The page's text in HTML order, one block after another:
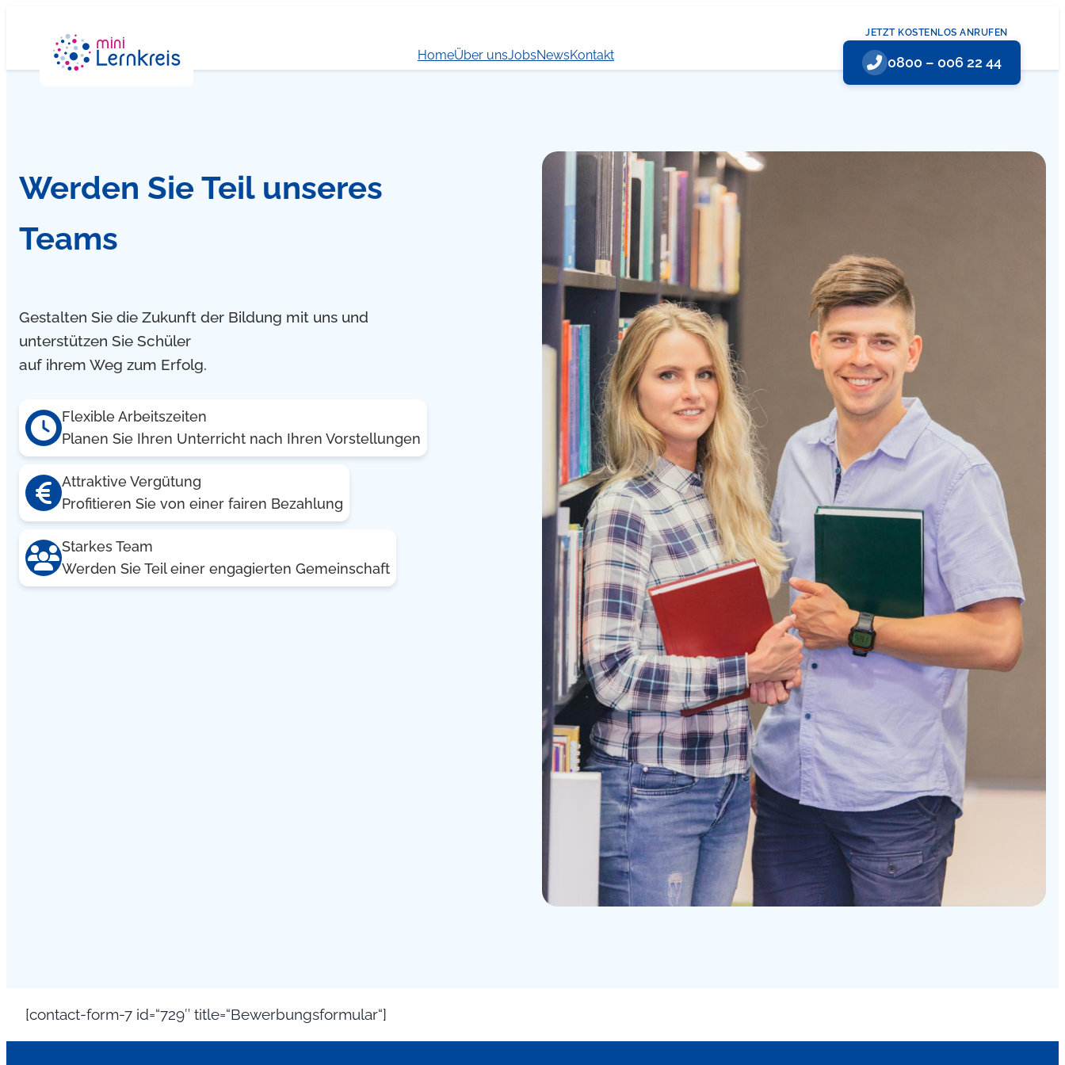
springen
HomeÜber unsJobsNewsKontakt
JETZT KOSTENLOS ANRUFEN
0800 – 006 22 44
Werden Sie Teil unseres
Teams
Gestalten Sie die Zukunft der Bildung mit uns und
unterstützen Sie Schüler
auf ihrem Weg zum Erfolg.
Flexible Arbeitszeiten
Planen Sie Ihren Unterricht nach Ihren Vorstellungen
Attraktive Vergütung
Profitieren Sie von einer fairen Bezahlung
Starkes Team
Werden Sie Teil einer engagierten Gemeinschaft
[contact-form-7 id=“729″ title=“Bewerbungsformular“]